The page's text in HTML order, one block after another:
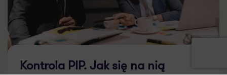
Kontrola PIP. Jak się na nią